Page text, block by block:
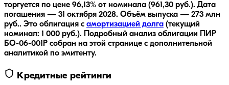
торгуется по цене 96,13% от номинала (961,30 руб.). Дата
погашения — 31 октября 2028. Объём выпуска — 273 млн
руб.. Это облигация с амортизацией долга (текущий
номинал: 1 000 руб.). Подробный анализ облигации
ПИР
БО-06-001P собран на этой странице с дополнительной
аналитикой по эмитенту.
Кредитные рейтинги